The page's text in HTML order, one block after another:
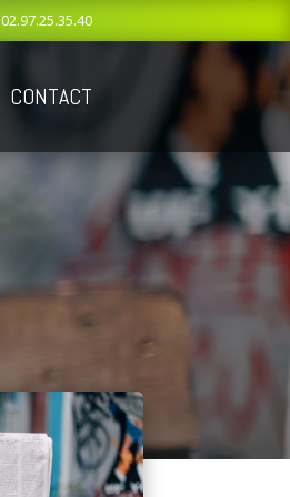
02.97.25.35.40
CONTACT